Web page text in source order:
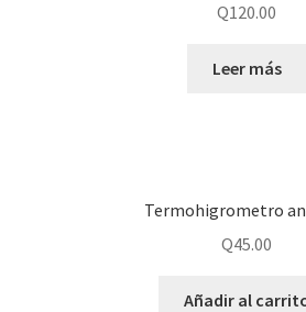
Q120.00
Leer más
Termohigrometro
Q45.00
Añadir al